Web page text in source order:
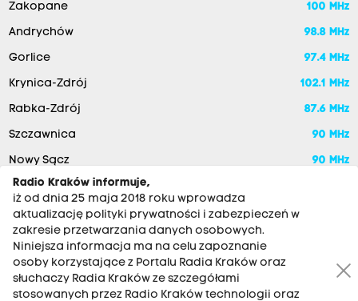
Zakopane 100 MHz
Andrychów 98.8 MHz
Gorlice 97.4 MHz
Krynica-Zdrój 102.1 MHz
Rabka-Zdrój 87.6 MHz
Szczawnica 90 MHz
Nowy Sącz
90 MHz
Radio Kraków informuje,
iż od dnia 25 maja 2018 roku wprowadza
aktualizację polityki prywatności i zabezpieczeń w
zakresie przetwarzania danych osobowych.
Niniejsza informacja ma na celu zapoznanie
osoby korzystające z Portalu Radia Kraków oraz
słuchaczy Radia Kraków ze szczegółami
stosowanych przez Radio Kraków technologii oraz